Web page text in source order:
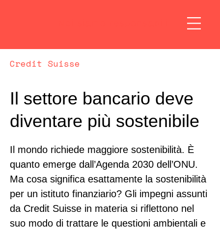
Credit Suisse
Il settore bancario deve
diventare più sostenibile
Il mondo richiede maggiore sostenibilità. È
quanto emerge dall’Agenda 2030 dell’ONU.
Ma cosa significa esattamente la sostenibilità
per un istituto finanziario? Gli impegni assunti
da Credit Suisse in materia si riflettono nel
suo modo di trattare le questioni ambientali e